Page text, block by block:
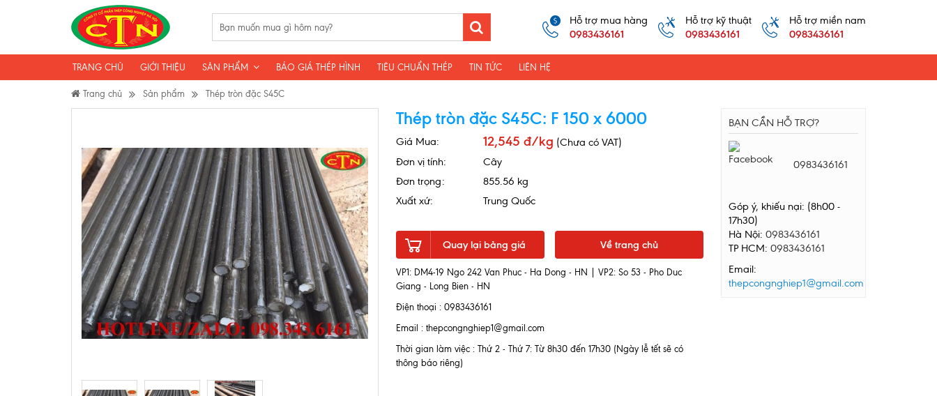
Hỗ trợ mua hàng
0983436161
Hỗ trợ kỹ thuật
0983436161
Hỗ trợ miền nam
0983436161
TRANG CHỦ GIỚI THIỆU SẢN PHẨM BÁO GIÁ THÉP HÌNH TIÊU CHUẨN THÉP TIN TỨC LIÊN HỆ
Trang chủ Sản phẩm Thép tròn đặc S45C
Thép tròn đặc S45C: F 150 x 6000
Giá Mua: 12,545 đ/kg (Chưa có VAT)
Đơn vị tính:
Cây
Đơn trọng:
855.56 kg
Xuất xứ:
Trung Quốc
Quay lại bảng giá Về trang chủ
VP1: DM4-19 Ngo 242 Van Phuc - Ha Dong - HN | VP2: So 53 - Pho Duc
Giang - Long Bien - HN
Điện thoại : 0983436161
Email : thepcongnghiep1@gmail.com
Thời gian làm việc : Thứ 2 - Thứ 7: Từ 8h30 đến 17h30 (Ngày lễ tết sẽ có
thông báo riêng)
BẠN CẦN HỖ TRỢ?
0983436161
Góp ý, khiếu nại: (8h00 -
17h30)
Hà Nội: 0983436161
TP HCM: 0983436161
Email:
thepcongnghiep1@gmail.com